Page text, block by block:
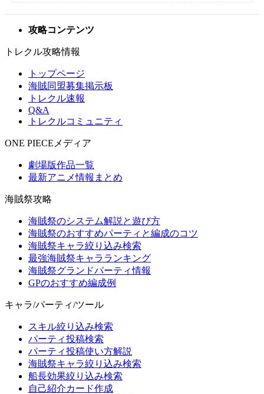
攻略コンテンツ
トレクル攻略情報
トップページ
海賊同盟募集掲示板
トレクル速報
Q&A
トレクルコミュニティ
ONE PIECEメディア
劇場版作品一覧
最新アニメ情報まとめ
海賊祭攻略
海賊祭のシステム解説と遊び方
海賊祭のおすすめパーティと編成のコツ
海賊祭キャラ絞り込み検索
最強海賊祭キャラランキング
海賊祭グランドパーティ情報
GPのおすすめ編成例
キャラ/パーティ/ツール
スキル絞り込み検索
パーティ投稿検索
パーティ投稿使い方解説
海賊祭キャラ絞り込み検索
船長効果絞り込み検索
自己紹介カード作成